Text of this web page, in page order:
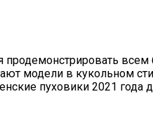
продемонстрировать
модели в кукольном
пуховики 2021